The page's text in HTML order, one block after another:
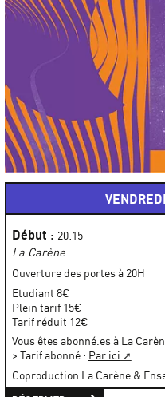
Début : 20:15
La Carène
Ouverture des portes à 20H
Etudiant 8€
Plein tarif 15€
Tarif réduit 12€
Vous êtes abonné.es à La
> Tarif abonné : Par ici
Coproduction La Carène &